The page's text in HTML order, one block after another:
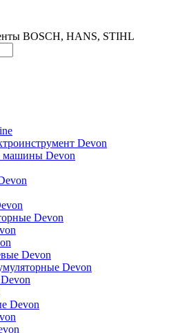
BOSCH, HANS, STIHL
Devon
машины Devon
Devon
Devon
Devon
Devon